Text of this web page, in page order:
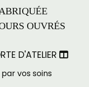
OUVRÉS
D'ATELIER 
vos soins